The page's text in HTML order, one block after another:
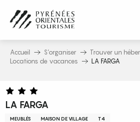
contenu
principal
Accueil S’organiser
Trouver un
Locations de vacances
LA FARGA
LA FARGA
MEUBLÉS MAISON DE VILLAGE T4